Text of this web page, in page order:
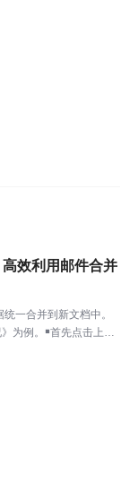
效利用邮件合并
一合并到新文档中。
为例。￭首先点击上方